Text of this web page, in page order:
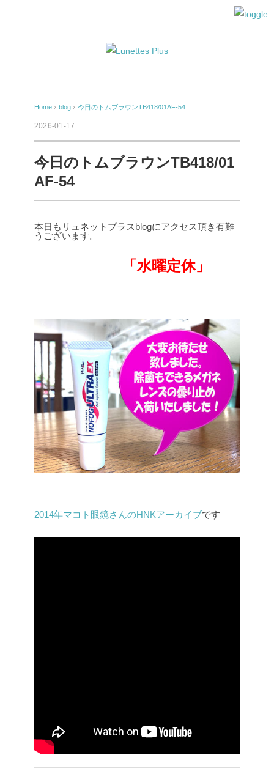
Home › blog › 今日のトムブラウンTB418/01AF-54
2026-01-17
今日のトムブラウンTB418/01
AF-54
本日もリュネットプラスblogにアクセス頂き有難
うございます。
「水曜定休」
2014年マコト眼鏡さんのHNKアーカイブです